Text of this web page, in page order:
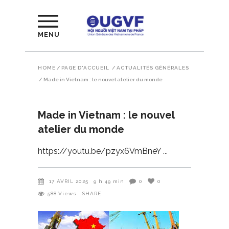
MENU
HOME / PAGE D'ACCUEIL / ACTUALITÉS GÉNÉRALES
/ Made in Vietnam : le nouvel atelier du monde
Made in Vietnam : le nouvel
atelier du monde
https://youtu.be/pzyx6VmBneY
17 AVRIL 2025 9 h 49 min 0 0
588 Views SHARE